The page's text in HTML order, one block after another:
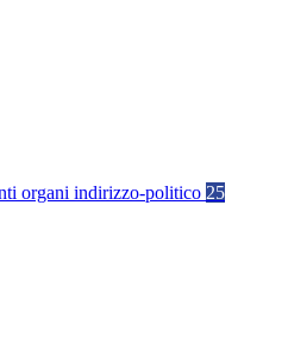
organi indirizzo-politico 25